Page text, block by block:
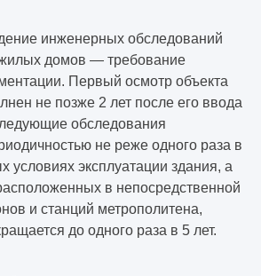
инженерных обследований
домов — требование
Первый осмотр объекта
не позже 2 лет после его ввода
обследования
не реже одного раза в
условиях эксплуатации здания, а
в непосредственной
и станций метрополитена,
до одного раза в 5 лет.